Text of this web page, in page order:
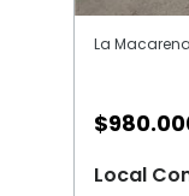
La
$
Local